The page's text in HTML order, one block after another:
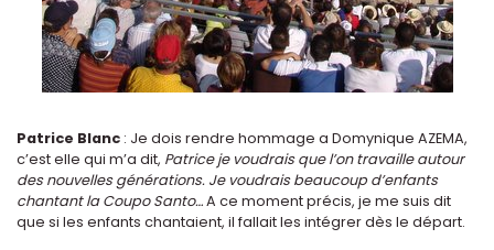
Patrice Blanc : Je dois rendre hommage a Domynique AZEMA,
c’est elle qui m’a dit, Patrice je voudrais que l’on travaille autour
des nouvelles générations. Je voudrais beaucoup d’enfants
chantant la Coupo Santo…A ce moment précis, je me suis dit
que si les enfants chantaient, il fallait les intégrer dès le départ.